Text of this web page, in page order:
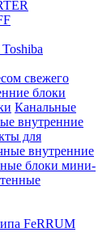
свежего
блоки
Канальные
внутренние
для
внутренние
блоки мини-
FeRRUM